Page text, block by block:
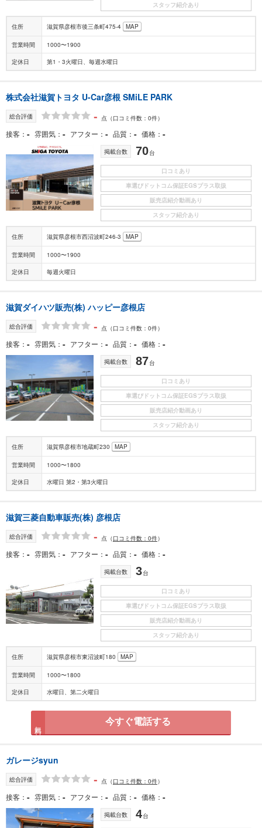
スタッフ紹介あり
住所 滋賀県彦根市後三条町475-4 MAP
営業時間 1000〜1900
定休日 第1・3火曜日、毎週水曜日
株式会社滋賀トヨタ U-Car彦根 SMiLE PARK
総合評価 - 点 （口コミ件数：0件）
接客 - 雰囲気 - アフター - 品質 - 価格 -
掲載台数 70台
口コミあり
車選びドットコム保証EGSプラス取扱
販売店紹介動画あり
スタッフ紹介あり
住所 滋賀県彦根市西沼波町246-3 MAP
営業時間 1000〜1900
定休日 毎週火曜日
滋賀ダイハツ販売(株) ハッピー彦根店
総合評価 - 点 （口コミ件数：0件）
接客 - 雰囲気 - アフター - 品質 - 価格 -
掲載台数 87台
口コミあり
車選びドットコム保証EGSプラス取扱
販売店紹介動画あり
スタッフ紹介あり
住所 滋賀県彦根市地蔵町230 MAP
営業時間 1000〜1800
定休日 水曜日 第2・第3火曜日
滋賀三菱自動車販売(株) 彦根店
総合評価 - 点 （口コミ件数：0件）
接客 - 雰囲気 - アフター - 品質 - 価格 -
掲載台数 3台
口コミあり
車選びドットコム保証EGSプラス取扱
販売店紹介動画あり
スタッフ紹介あり
住所 滋賀県彦根市東沼波町180 MAP
営業時間 1000〜1800
定休日 水曜日、第二火曜日
今すぐ電話する
ガレージsyun
総合評価 - 点 （口コミ件数：0件）
接客 - 雰囲気 - アフター - 品質 - 価格 -
掲載台数 4台